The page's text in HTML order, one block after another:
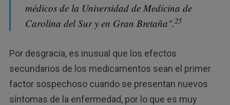
médicos de la Universidad de Medicina de
Carolina del Sur y en Gran Bretaña".25
Por desgracia, es inusual que los efectos
secundarios de los medicamentos sean el primer
factor sospechoso cuando se presentan nuevos
síntomas de la enfermedad, por lo que es muy